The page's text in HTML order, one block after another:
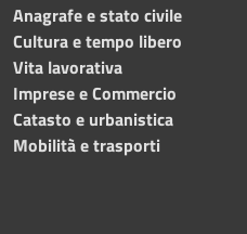
Anagrafe e stato civile
Cultura e tempo libero
Vita lavorativa
Imprese e Commercio
Catasto e urbanistica
Mobilità e trasporti